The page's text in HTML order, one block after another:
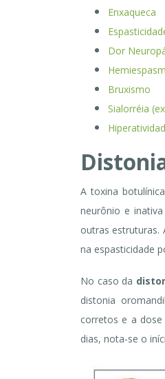
Enxaqueca
Dor
Bruxismo
Sialorréia
A toxina
neurônio e
outras estruturas.
na espasticidade
No caso da
distonia
corretos e a
dias, nota-se o